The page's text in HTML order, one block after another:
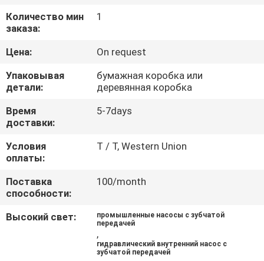
КАЧЕСТВА
СВЯЖИТЕСЬ
МЫ
СПРОСИТЕ
ЦИТАТУ
КАРТА
САЙТА
Количество мин
заказа:
1
Цена:
On request
Упаковывая
детали:
бумажная коробка или
деревянная коробка
Время
доставки:
5-7days
Условия
оплаты:
T / T, Western Union
Поставка
способности:
100/month
Высокий свет:
промышленные насосы с зубчатой
передачей
,
гидравлический внутренний насос с
зубчатой передачей